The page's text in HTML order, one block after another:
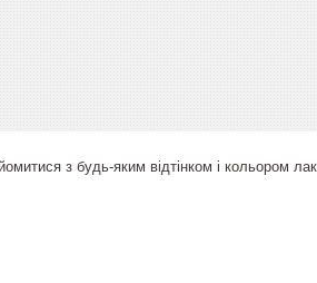
з будь-яким відтінком і кольором